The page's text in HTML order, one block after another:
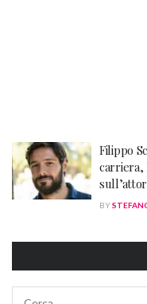
Filippo
carriera,
BY